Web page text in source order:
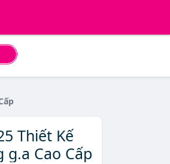
Thiết Kế
g.a Cao Cấp